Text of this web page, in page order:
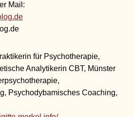
Mail:
für Psychotherapie,
Analytikerin CBT, Münster
Psychodybamisches Coaching,